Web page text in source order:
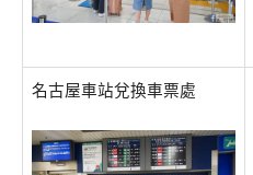
名古屋車站兌換車票處